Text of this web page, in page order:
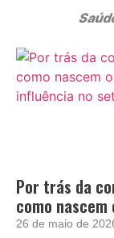
Por trás da
como
a influência no
26 de maio de